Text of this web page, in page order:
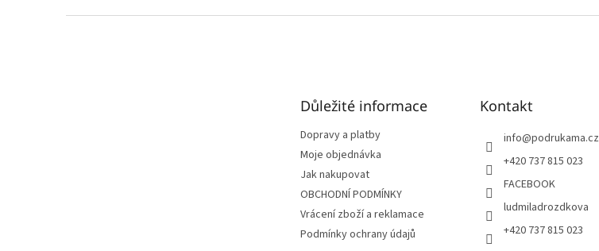
Důležité informace
Dopravy a platby
Moje objednávka
Jak nakupovat
OBCHODNÍ PODMÍNKY
Vrácení zboží a reklamace
Podmínky ochrany údajů
Kontakt
info@podrukama.cz
+420 737 815 023
FACEBOOK
ludmiladrozdkova
+420 737 815 023